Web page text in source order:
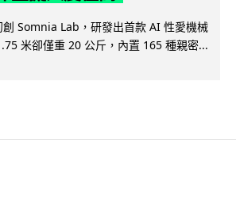
Somnia Lab，研發出首款 AI 性愛機械
米卻僅重 20 公斤，內置 165 種親密...